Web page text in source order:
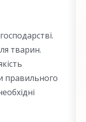
тварин.
правильного